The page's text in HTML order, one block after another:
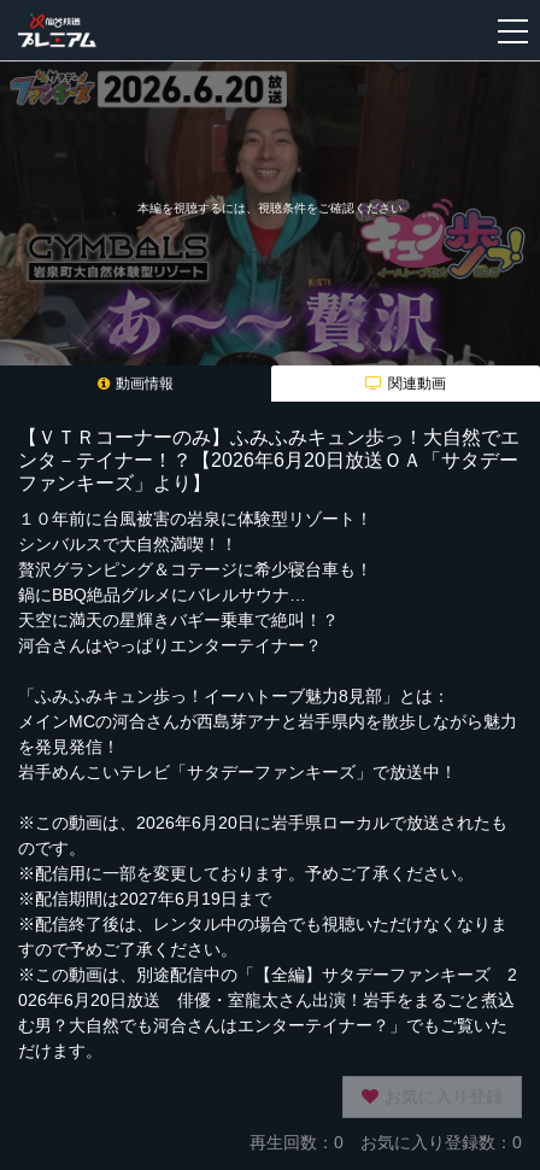
本編を視聴するには、視聴条件をご確認ください
動画情報 関連動画
【ＶＴＲコーナーのみ】ふみふみキュン歩っ！大自然でエ
ンタ－テイナー！？【2026年6月20日放送ＯＡ「サタデー
ファンキーズ」より】
１０年前に台風被害の岩泉に体験型リゾート！
シンバルスで大自然満喫！！
贅沢グランピング＆コテージに希少寝台車も！
鍋にBBQ絶品グルメにバレルサウナ…
天空に満天の星輝きバギー乗車で絶叫！？
河合さんはやっぱりエンターテイナー？
「ふみふみキュン歩っ！イーハトーブ魅力8見部」とは：
メインMCの河合さんが西島芽アナと岩手県内を散歩しながら魅力
を発見発信！
岩手めんこいテレビ「サタデーファンキーズ」で放送中！
※この動画は、2026年6月20日に岩手県ローカルで放送されたも
のです。
※配信用に一部を変更しております。予めご了承ください。
※配信期間は2027年6月19日まで
※配信終了後は、レンタル中の場合でも視聴いただけなくなりま
すので予めご了承ください。
※この動画は、別途配信中の「【全編】サタデーファンキーズ 2
026年6月20日放送 俳優・室龍太さん出演！岩手をまるごと煮込
む男？大自然でも河合さんはエンターテイナー？」でもご覧いた
だけます。
再生回数： 0 お気に入り登録数：0